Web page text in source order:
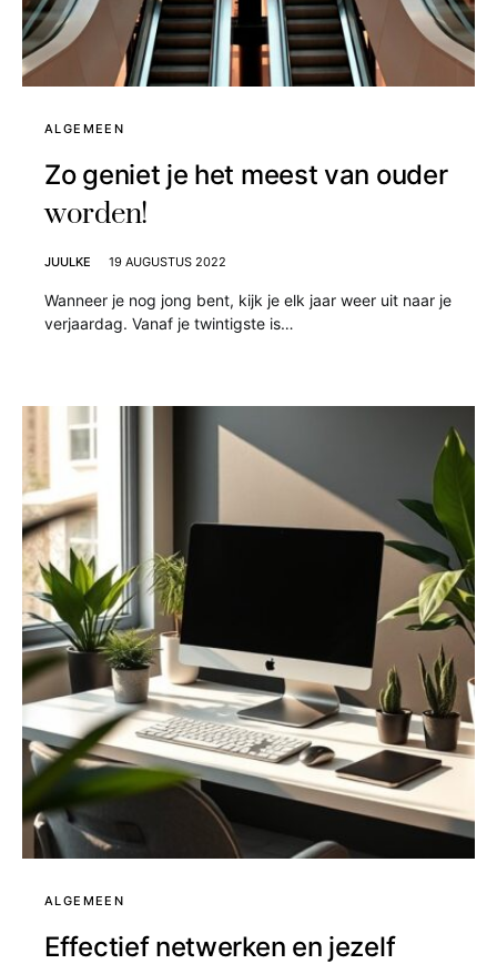
ALGEMEEN
Zo geniet je het meest van ouder
worden!
JUULKE 19 AUGUSTUS 2022
Wanneer je nog jong bent, kijk je elk jaar weer uit naar je
verjaardag. Vanaf je twintigste is…
ALGEMEEN
Effectief netwerken en jezelf